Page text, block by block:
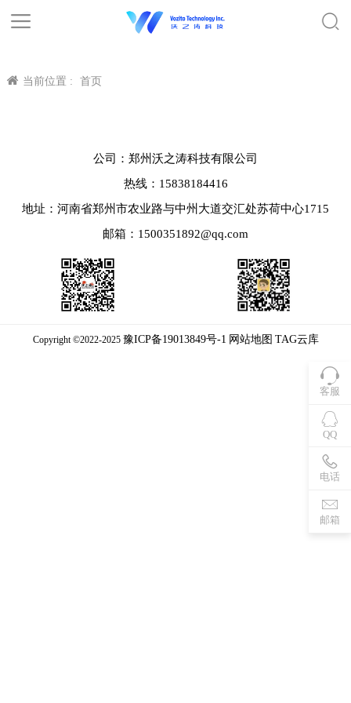
当前位置 : 首页
客服
QQ
电话
邮箱
公司：郑州沃之涛科技有限公司
热线：15838184416
地址：河南省郑州市农业路与中州大道交汇处苏荷中心1715
邮箱：1500351892@qq.com
Copyright ©2022-2025 豫ICP备19013849号-1 网站地图 TAG云库